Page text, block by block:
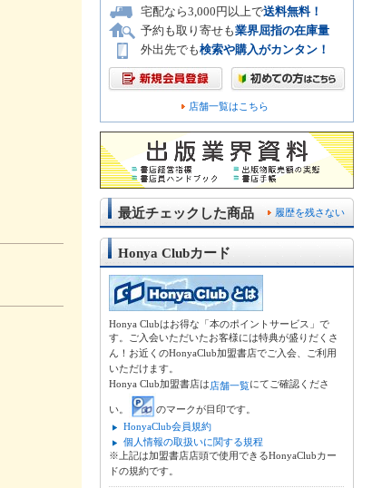
宅配なら3,000円以上で送料無料！
予約も取り寄せも業界屈指の在庫量
外出先でも検索や購入がカンタン！
店舗一覧はこちら
履歴を残さない
最近チェックした商品
Honya Clubカード
Honya Clubはお得な「本のポイントサービス」で
す。ご入会いただいたお客様には特典が盛りだくさ
ん！お近くのHonyaClub加盟書店でご入会、ご利用
いただけます。
Honya Club加盟書店は店舗一覧にてご確認くださ
い。
のマークが目印です。
HonyaClub会員規約
個人情報の取扱いに関する規程
※上記は加盟書店店頭で使用できるHonyaClubカー
ドの規約です。